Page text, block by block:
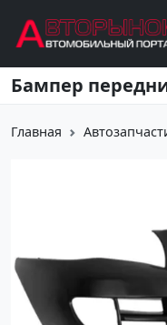
Перейти к основному
Главная